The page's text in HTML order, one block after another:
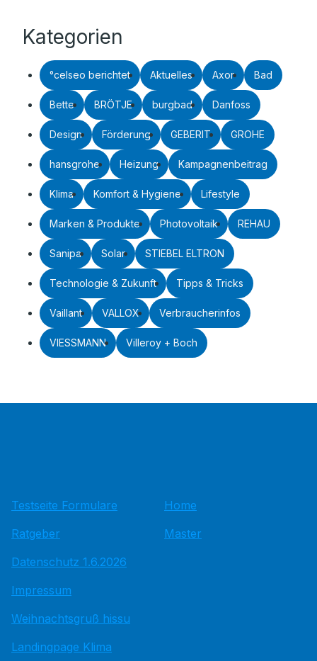
Kategorien
°celseo berichtet Aktuelles Axor Bad
Bette BRÖTJE burgbad Danfoss
Design Förderung GEBERIT GROHE
hansgrohe Heizung Kampagnenbeitrag
Klima Komfort & Hygiene Lifestyle
Marken & Produkte Photovoltaik REHAU
Sanipa Solar STIEBEL ELTRON
Technologie & Zukunft Tipps & Tricks
Vaillant VALLOX Verbraucherinfos
VIESSMANN Villeroy + Boch
Testseite Formulare
Ratgeber
Datenschutz 1.6.2026
Impressum
Weihnachtsgruß hissu
Landingpage Klima
Home
Master